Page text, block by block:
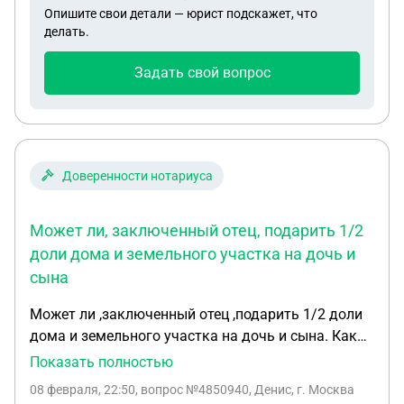
рамках капитальной стены первого этажа, между
нашими половинами в жилом доме по адресу:……
В целях мирного и законного решения вопроса о
реальном разделе нашего общего имущества, я в
принципе согласна с данным предложением. Для
юридически правильным и безопасным,
соблюдением всех действующих норм. В
мероприятием для раздела дома является
возведение капитальной стены на чердачном
помещении мансардной крыши, которая будет
отделять Вашу долю от моей. Данная стена
должна быть построена с соблюдением
следующих обязательных требований: Стена
должна быть капитальной, то есть обеспечивать
помещений. Конструкция стены и применяемые
собственников
Опишите свои детали — юрист подскажет, что
делать.
Задать свой вопрос
Доверенности нотариуса
Может ли, заключенный отец, подарить 1/2
доли дома и земельного участка на дочь и
сына
Может ли ,заключенный отец ,подарить 1/2 доли
дома и земельного участка на дочь и сына. Как
составить документ, человек находится в
Показать полностью
08 февраля, 22:50, вопрос №4850940, Денис, г. Москва